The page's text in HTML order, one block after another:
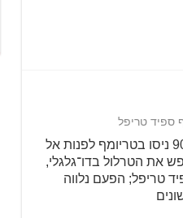
ספיד טריפל
בתחילת שנות ה־90 ניסו בטריומף לפנות אל
את הטרלול בדו־גלגלי,
טריפל; הפעם נלווה